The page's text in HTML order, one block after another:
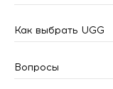
Как выбрать UGG
Вопросы